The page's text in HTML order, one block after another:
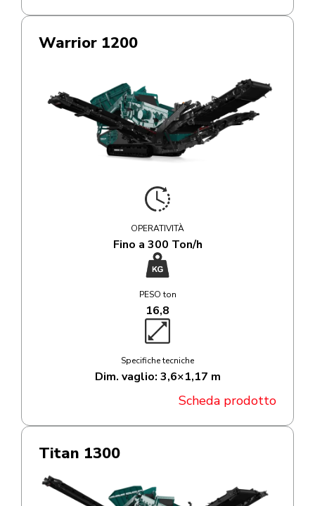
Warrior 1200
OPERATIVITÀ
Fino a 300 Ton/h
PESO ton
16,8
Specifiche tecniche
Dim. vaglio: 3,6×1,17 m
Scheda prodotto
Titan 1300